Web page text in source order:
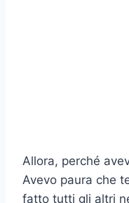
Allora, perché
Avevo paura che
fatto tutti gli altri